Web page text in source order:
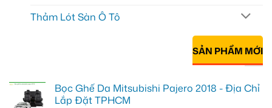
Thảm Lót Sàn Ô Tô
SẢN PHẨM MỚI
Bọc Ghế Da Mitsubishi Pajero 2018 - Địa Chỉ
Lắp Đặt TPHCM